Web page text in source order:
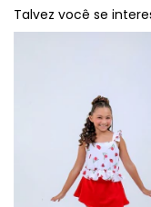
Talvez você se